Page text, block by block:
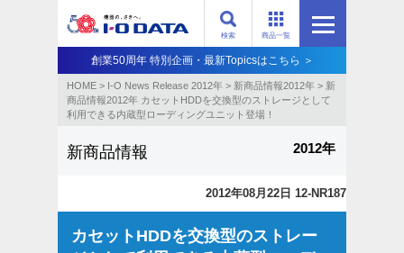
商品一覧
検索
創業50周年 特別企画・最新Topicsはこちら ＞
HOME > I-O News Release 2012年 > 新商品情報2012年 > 新
商品情報2012年 カセットHDDを交換型のストレージとして
利用できる内蔵型ローディングユニット登場！
新商品情報 2012年
2012年08月22日 12-NR187
カセットHDDを交換型のストレー